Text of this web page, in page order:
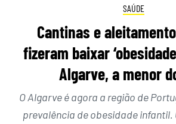
SAÚDE
Cantinas e
fizeram baixar
Algarve, a menor
O Algarve é agora a região de
prevalência de obesidade infantil.